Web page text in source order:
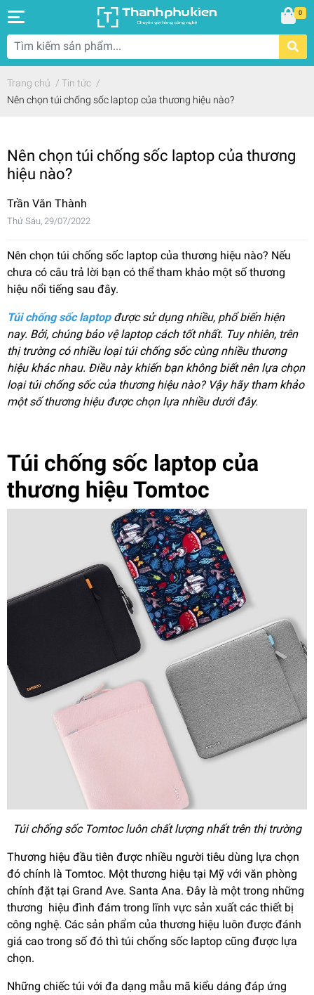
0
Trang chủ / Tin tức /
Nên chọn túi chống sốc laptop của thương hiệu nào?
Nên chọn túi chống sốc laptop của thương
hiệu nào?
Trần Văn Thành
Thứ Sáu, 29/07/2022
Nên chọn túi chống sốc laptop của thương hiệu nào? Nếu
chưa có câu trả lời bạn có thể tham khảo một số thương
hiệu nổi tiếng sau đây.
Túi chống sốc laptopđược sử dụng nhiều, phổ biến hiện
nay. Bởi, chúng bảo vệ laptop cách tốt nhất. Tuy nhiên, trên
thị trường có nhiều loại túi chống sốc cùng nhiều thương
hiệu khác nhau. Điều này khiến bạn không biết nên lựa chọn
loại túi chống sốc của thương hiệu nào? Vậy hãy tham khảo
một số thương hiệu được chọn lựa nhiều dưới đây.
Túi chống sốc laptop của
thương hiệu Tomtoc
Túi chống sốc Tomtoc luôn chất lượng nhất trên thị trường
Thương hiệu đầu tiên được nhiều người tiêu dùng lựa chọn
đó chính là Tomtoc. Một thương hiệu tại Mỹ với văn phòng
chính đặt tại Grand Ave. Santa Ana. Đây là một trong những
thương hiệu đình đám trong lĩnh vực sản xuất các thiết bị
công nghệ. Các sản phẩm của thương hiệu luôn được đánh
giá cao trong số đó thì túi chống sốc laptop cũng được lựa
chọn.
Những chiếc túi với đa dạng mẫu mã kiểu dáng đáp ứng